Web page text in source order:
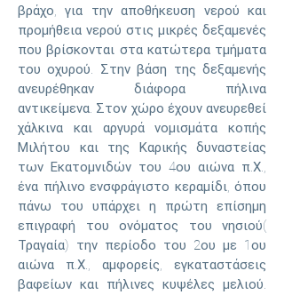
βράχο, για την αποθήκευση νερού και
προμήθεια νερού στις μικρές δεξαμενές
που βρίσκονται στα κατώτερα τμήματα
του οχυρού. Στην βάση της δεξαμενής
ανευρέθηκαν διάφορα πήλινα
αντικείμενα. Στον χώρο έχουν ανευρεθεί
χάλκινα και αργυρά νομισμάτα κοπής
Μιλήτου και της Καρικής δυναστείας
των Εκατομνιδών του 4ου αιώνα π.Χ.,
ένα πήλινο ενσφράγιστο κεραμίδι, όπου
πάνω του υπάρχει η πρώτη επίσημη
επιγραφή του ονόματος του νησιού(
Τραγαία) την περίοδο του 2ου με 1ου
αιώνα π.Χ., αμφορείς, εγκαταστάσεις
βαφείων και πήλινες κυψέλες μελιού.